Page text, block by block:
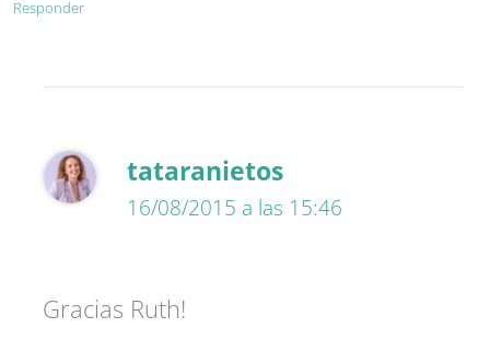
Responder
tataranietos
16/08/2015 a las 15:46
Gracias Ruth!